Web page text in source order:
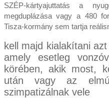
SZÉP-kártyajuttatás a
megduplázása vagy a 480
Tisza-kormány sem tartja
kell majd kialakítani
amely esetleg
körében, akik most,
után vagy az
szimpatizálnak vele